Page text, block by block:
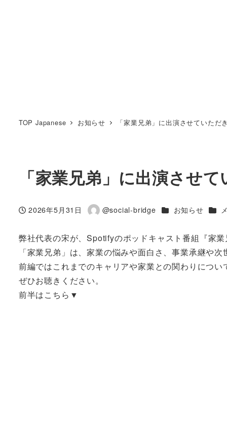
TOP Japanese お知らせ 「家業兄弟」に出演させていただ
「家業兄弟」に出演させ
投稿日
2026年5月31日
著
@social-bridge カテゴリー
お知らせ カテ
弊社代表の宋が、Spotifyのポッドキャスト番組『家業
「家業兄弟」は、家業の悩みや面白さ、事業承継や
前編ではこれまでのキャリアや家業との関わりにつ
ぜひお聴きください。
前半はこちら▼